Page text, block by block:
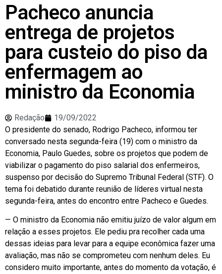
Pacheco anuncia
entrega de projetos
para custeio do piso da
enfermagem ao
ministro da Economia
Redação
19/09/2022
O presidente do senado, Rodrigo Pacheco, informou ter
conversado nesta segunda-feira (19) com o ministro da
Economia, Paulo Guedes, sobre os projetos que podem de
viabilizar o pagamento do piso salarial dos enfermeiros,
suspenso por decisão do Supremo Tribunal Federal (STF). O
tema foi debatido durante reunião de líderes virtual nesta
segunda-feira, antes do encontro entre Pacheco e Guedes.
— O ministro da Economia não emitiu juízo de valor algum em
relação a esses projetos. Ele pediu pra recolher cada uma
dessas ideias para levar para a equipe econômica fazer uma
avaliação, mas não se comprometeu com nenhum deles. Eu
considero muito importante, antes do momento da votação, é